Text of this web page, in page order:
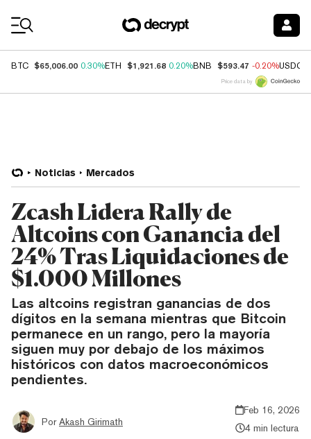
BTC $65,006.00 0.30%ETH $1,921.68 0.20%BNB $593.47 -0.20%USDC
Price data by
Noticias Mercados
Zcash Lidera Rally de
Altcoins con Ganancia del
24% Tras Liquidaciones de
$1.000 Millones
Las altcoins registran ganancias de dos
dígitos en la semana mientras que Bitcoin
permanece en un rango, pero la mayoría
siguen muy por debajo de los máximos
históricos con datos macroeconómicos
pendientes.
Por Akash Girimath
Feb 16, 2026
4 min lectura